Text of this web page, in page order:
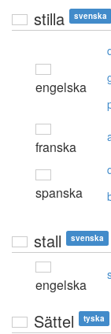
stilla svenska
engelska
franska
spanska
stall svenska
engelska
Sättel tyska